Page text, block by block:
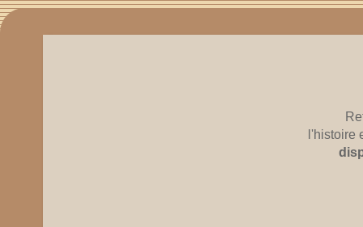
l'histoire